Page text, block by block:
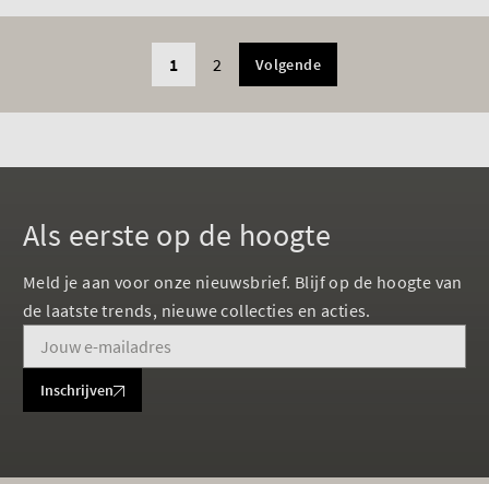
1 2 Volgende
Als eerste op de hoogte
Meld je aan voor onze nieuwsbrief. Blijf op de hoogte van
de laatste trends, nieuwe collecties en acties.
Inschrijven